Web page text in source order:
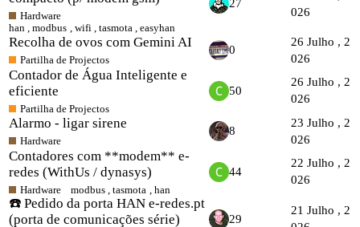
Hardware
han ,modbus , wifi , tasmota ,easyhan
27
026
Recolha de ovos com Gemini AI
Partilha de Projectos
0
26 Julho , 2
026
Contador de Água Inteligente e
eficiente
Partilha de Projectos
50
26 Julho , 2
026
Alarmo - ligar sirene
Hardware
8
23 Julho , 2
026
Contadores com **modem** e-
redes (WithUs / dynasys)
Hardware modbus ,tasmota , han
44
22 Julho , 2
026
☎️ Pedido da porta HAN e-redes.pt
(porta de comunicações série)
29
21 Julho , 2